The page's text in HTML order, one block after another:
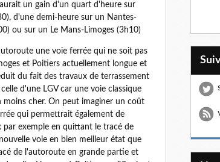
un gain d'un quart d'heure sur
d'une demi-heure sur un Nantes-
ou sur un Le Mans-Limoges (3h10)
une voie ferrée qui ne soit pas
et Poitiers actuellement longue et
du fait des travaux de terrassement
d'une LGV car une voie classique
moins cher. On peut imaginer un coût
qui permettrait également de
par exemple en quittant le tracé de
voie en bien meilleur état que
de l'autoroute en grande partie et